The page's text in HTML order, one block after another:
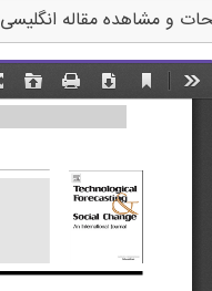
و مشاهده مقاله انگلیسی